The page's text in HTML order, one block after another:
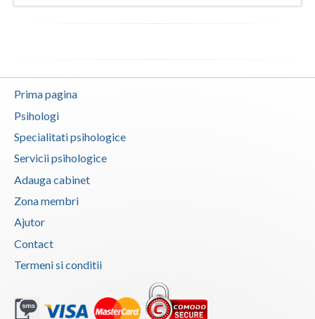
Satu-Mare
Suceava
Teleorman
Timis
Tulcea
Valcea
Vaslui
Vrancea
Prima pagina
Psihologi
Specialitati psihologice
Servicii psihologice
Adauga cabinet
Zona membri
Ajutor
Contact
Termeni si conditii